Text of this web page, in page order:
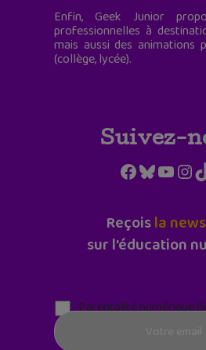
Enfin, Geek Junior
professionnelles à
mais aussi des animations
(collège, lycée).
Suivez-
Facebook
Bluesky
Reçoisla
sur l'éducation
Parentalité numérique